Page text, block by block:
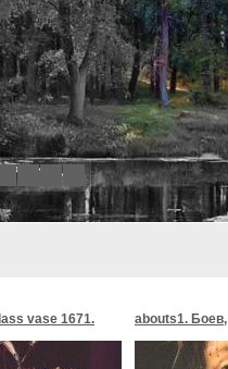
8
vase 1671. abouts1. Боев,